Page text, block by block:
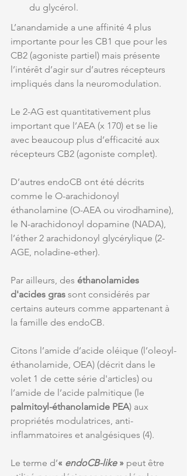
du glycérol.
L’anandamide a une affinité 4 plus
importante pour les CB1 que pour les
CB2 (agoniste partiel) mais présente
l’intérêt d’agir sur d’autres récepteurs
impliqués dans la neuromodulation.
Le 2-AG est quantitativement plus
important que l’AEA (x 170) et se lie
avec beaucoup plus d’efficacité aux
récepteurs CB2 (agoniste complet).
D’autres endoCB ont été décrits
comme le O-arachidonoyl
éthanolamine (O-AEA ou virodhamine),
le N-arachidonoyl dopamine (NADA),
l’éther 2 arachidonoyl glycérylique (2-
AGE, noladine-ether).
Par ailleurs, des éthanolamides
d'acides gras sont considérés par
certains auteurs comme appartenant à
la famille des endoCB.
Citons l’amide d’acide oléique (l’oleoyl-
éthanolamide, OEA) (décrit dans le
volet 1 de cette série d'articles) ou
l’amide de l’acide palmitique (le
palmitoyl-éthanolamide PEA) aux
propriétés modulatrices, anti-
inflammatoires et analgésiques (4).
Le terme d’« endoCB-like » peut être